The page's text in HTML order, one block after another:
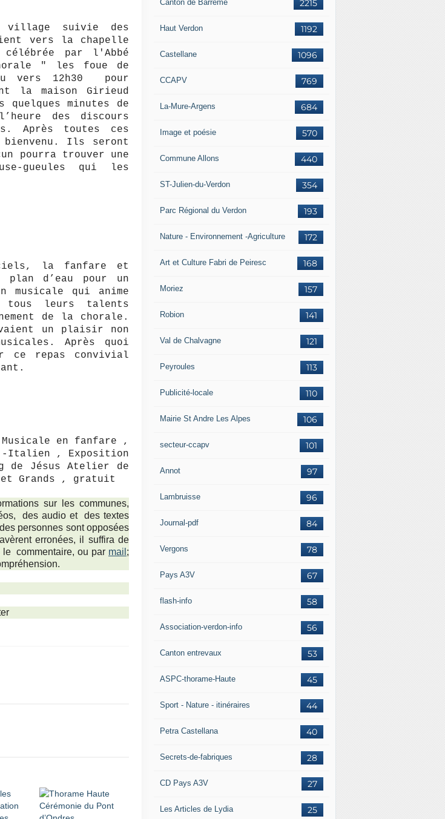
village suivie des
vers la chapelle
célébrée par l'Abbé
" les foue de
vers 12h30 pour
la maison Girieud
quelques minutes de
des discours
Après toutes ces
Ils seront
pourra trouver une
gueules qui les
la fanfare et
d’eau pour un
musicale qui anime
tous leurs talents
de la chorale.
un plaisir non
Après quoi
ce repas convivial
en fanfare ,
-Italien , Exposition
de Jésus Atelier de
et Grands , gratuit
sur les communes,
des audio et des textes
personnes sont opposées
erronées, il suffira de
le commentaire, ou par mail ;
2215
Canton de Barrême
1192
Haut Verdon
1096
Castellane
769
CCAPV
684
La-Mure-Argens
570
Image et poésie
440
Commune Allons
354
ST-Julien-du-Verdon
193
Parc Régional du Verdon
172
Nature - Environnement -Agriculture
168
Art et Culture Fabri de Peiresc
157
Moriez
141
Robion
121
Val de Chalvagne
113
Peyroules
110
Publicité-locale
106
Mairie St Andre Les Alpes
101
secteur-ccapv
97
Annot
96
Lambruisse
84
Journal-pdf
78
Vergons
67
Pays A3V
58
flash-info
56
Association-verdon-info
53
Canton entrevaux
45
ASPC-thorame-Haute
44
Sport - Nature - itinéraires
40
Petra Castellana
28
Secrets-de-fabriques
27
CD Pays A3V
25
Les Articles de Lydia